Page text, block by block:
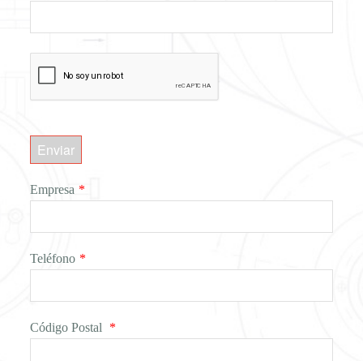
Enviar
Empresa *
Teléfono *
Código Postal *